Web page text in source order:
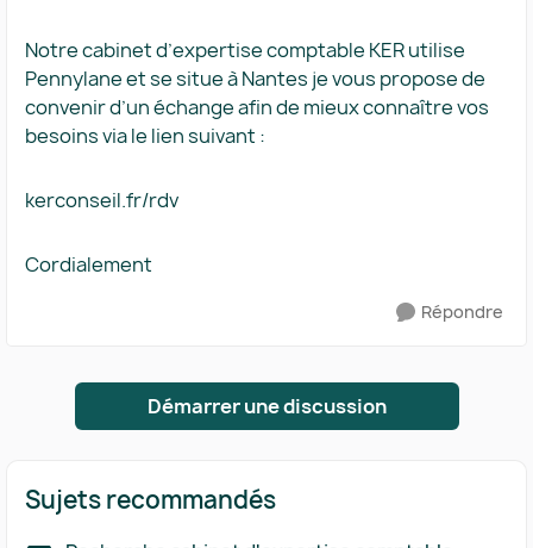
Notre cabinet d’expertise comptable KER utilise
Pennylane et se situe à Nantes je vous propose de
convenir d’un échange afin de mieux connaître vos
besoins via le lien suivant :
kerconseil.fr/rdv
Cordialement
Répondre
Démarrer une discussion
Sujets recommandés